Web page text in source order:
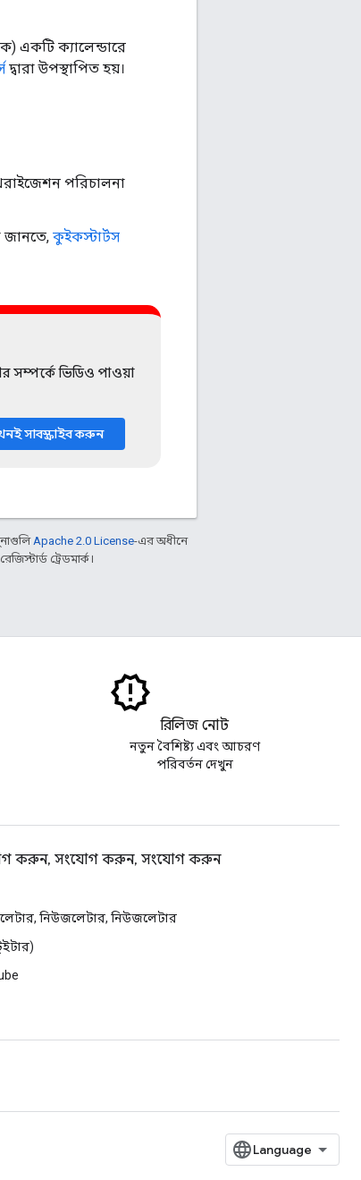
একটি ক্যালেন্ডারে
দ্বারা উপস্থাপিত হয়।
পরিচালনা
জানতে, কুইকস্টার্টস
সম্পর্কে ভিডিও পাওয়া
সাবস্ক্রাইব করুন
Apache 2.0 License-এর অধীনে
ট্রেডমার্ক।
রিলিজ নোট
নতুন বৈশিষ্ট্য এবং আচরণ
পরিবর্তন দেখুন
করুন, সংযোগ করুন, সংযোগ করুন
নিউজলেটার, নিউজলেটার